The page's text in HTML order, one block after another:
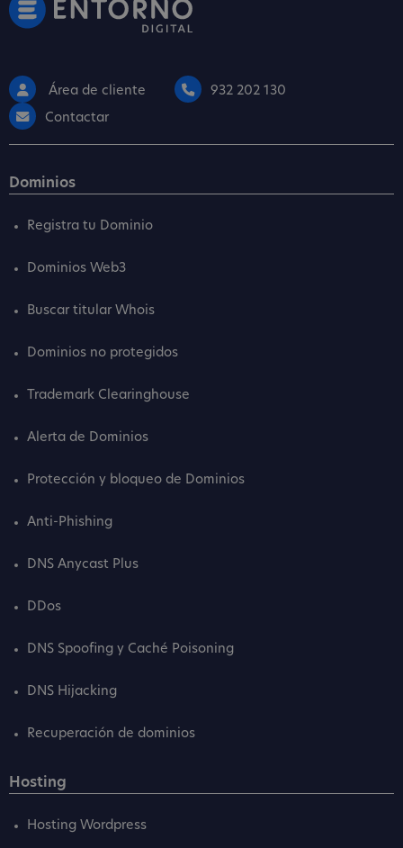
Área de cliente
932 202 130
Contactar
Dominios
Registra tu Dominio
Dominios Web3
Buscar titular Whois
Dominios no protegidos
Trademark Clearinghouse
Alerta de Dominios
Protección y bloqueo de Dominios
Anti-Phishing
DNS Anycast Plus
DDos
DNS Spoofing y Caché Poisoning
DNS Hijacking
Recuperación de dominios
Hosting
Hosting Wordpress